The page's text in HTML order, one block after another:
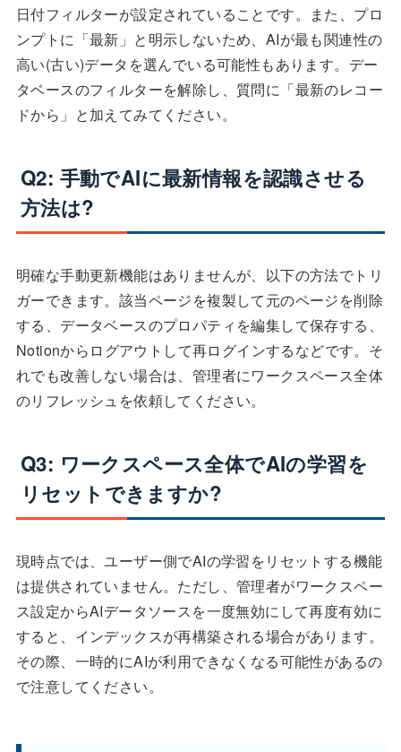
日付フィルターが設定されていることです。また、プロ
ンプトに「最新」と明示しないため、AIが最も関連性の
高い(古い)データを選んでいる可能性もあります。デー
タベースのフィルターを解除し、質問に「最新のレコー
ドから」と加えてみてください。
Q2: 手動でAIに最新情報を認識させる
方法は?
明確な手動更新機能はありませんが、以下の方法でトリ
ガーできます。該当ページを複製して元のページを削除
する、データベースのプロパティを編集して保存する、
Notionからログアウトして再ログインするなどです。そ
れでも改善しない場合は、管理者にワークスペース全体
のリフレッシュを依頼してください。
Q3: ワークスペース全体でAIの学習を
リセットできますか?
現時点では、ユーザー側でAIの学習をリセットする機能
は提供されていません。ただし、管理者がワークスペー
ス設定からAIデータソースを一度無効にして再度有効に
すると、インデックスが再構築される場合があります。
その際、一時的にAIが利用できなくなる可能性があるの
で注意してください。